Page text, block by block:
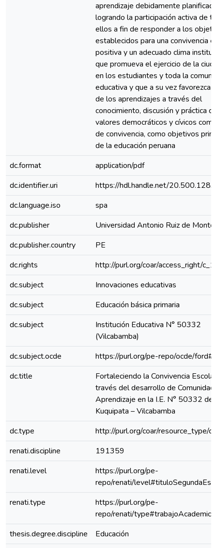
aprendizaje debidamente
logrando la participación activa de
ellos a fin de responder a los
establecidos para una convivencia
positiva y un adecuado clima
que promueva el ejercicio de la
en los estudiantes y toda la
educativa y que a su vez favorezca
de los aprendizajes a través del
conocimiento, discusión y práctica
valores democráticos y cívicos
de convivencia, como objetivos
de la educación peruana
dc.format
application/pdf
dc.identifier.uri
https://hdl.handle.net/
dc.language.iso
spa
dc.publisher
Universidad Antonio Ruiz de
dc.publisher.country
PE
dc.rights
http://purl.org/coar/access_right/
dc.subject
Innovaciones educativas
dc.subject
Educación básica primaria
dc.subject
Institución Educativa N° 50332
(Vilcabamba)
dc.subject.ocde
https://purl.org/pe-repo/ocde/
dc.title
Fortaleciendo la Convivencia
través del desarrollo de
Aprendizaje en la I.E. N° 50332 de
Kuquipata – Vilcabamba
dc.type
http://purl.org/coar/resource_type/
renati.discipline
191359
renati.level
https://purl.org/pe-
repo/renati/
renati.type
https://purl.org/pe-
repo/renati/type#trabajoAcademico
thesis.degree.discipline
Educación